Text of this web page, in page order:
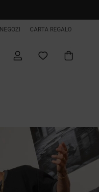
NEGOZI CARTA REGALO